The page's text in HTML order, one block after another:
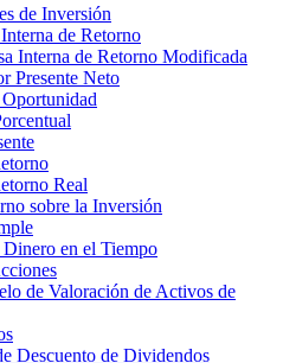
de Inversión
de Retorno
Interna de Retorno Modificada
Presente Neto
Real
sobre la Inversión
en el Tiempo
de Valoración de Activos de
Descuento de Dividendos